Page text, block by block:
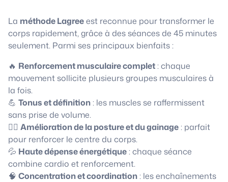
La méthode Lagreeest reconnue pour transformer le
corps rapidement, grâce à des séances de 45 minutes
seulement. Parmi ses principaux bienfaits :
🔥 Renforcement musculaire complet: chaque
mouvement sollicite plusieurs groupes musculaires à
la fois.
💪 Tonus et définition: les muscles se raffermissent
sans prise de volume.
🧘‍♀️ Amélioration de la posture et du gainage: parfait
pour renforcer le centre du corps.
💦 Haute dépense énergétique: chaque séance
combine cardio et renforcement.
🧠 Concentration et coordination: les enchaînements